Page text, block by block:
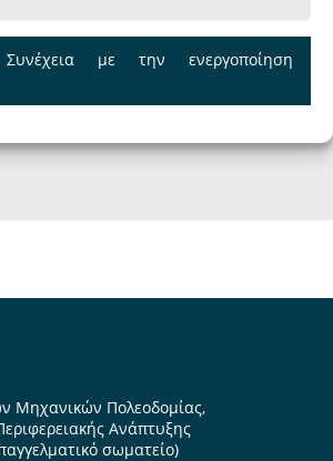
με την ενεργοποίηση
Μηχανικών Πολεοδομίας,
Ανάπτυξης
σωματείο)